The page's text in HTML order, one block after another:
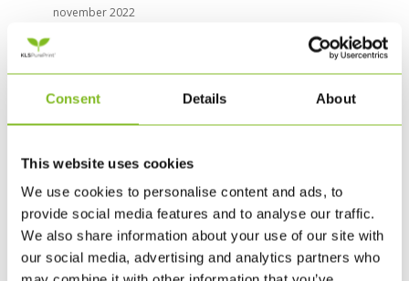
Consent Details About
This website uses cookies
We use cookies to personalise content and ads, to
provide social media features and to analyse our traffic.
We also share information about your use of our site with
our social media, advertising and analytics partners who
november 2022
maj 2022
november 2021
september 2021
august 2021
april 2021
november 2020
september 2020